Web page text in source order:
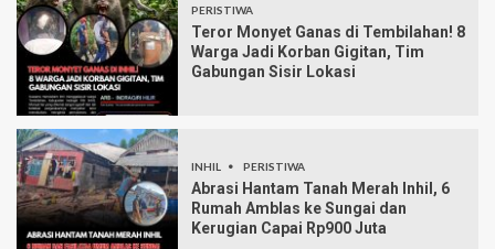
PERISTIWA
Teror Monyet Ganas di Tembilahan! 8
Warga Jadi Korban Gigitan, Tim
Gabungan Sisir Lokasi
INHIL PERISTIWA
Abrasi Hantam Tanah Merah Inhil, 6
Rumah Amblas ke Sungai dan
Kerugian Capai Rp900 Juta